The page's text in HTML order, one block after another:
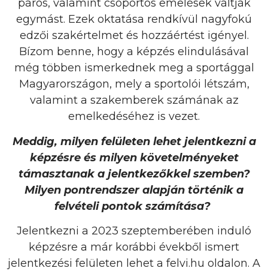
páros, valamint csoportos emelések váltják
egymást. Ezek oktatása rendkívül nagyfokú
edzői szakértelmet és hozzáértést igényel.
Bízom benne, hogy a képzés elindulásával
még többen ismerkednek meg a sportággal
Magyarországon, mely a sportolói létszám,
valamint a szakemberek számának az
emelkedéséhez is vezet.
Meddig, milyen felületen lehet jelentkezni a
képzésre és milyen követelményeket
támasztanak a jelentkezőkkel szemben?
Milyen pontrendszer alapján történik a
felvételi pontok számítása?
Jelentkezni a 2023 szeptemberében induló
képzésre a már korábbi évekből ismert
jelentkezési felületen lehet a felvi.hu oldalon. A